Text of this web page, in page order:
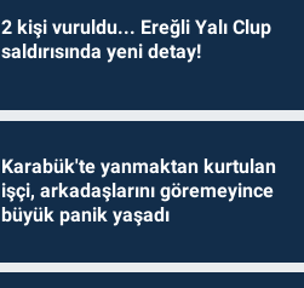
2 kişi vuruldu... Ereğli Yalı Clup
saldırısında yeni detay!
Karabük'te yanmaktan kurtulan
işçi, arkadaşlarını göremeyince
büyük panik yaşadı